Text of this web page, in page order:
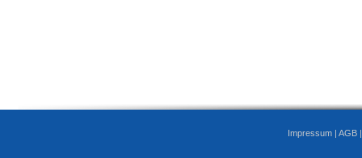
Impressum | AGB